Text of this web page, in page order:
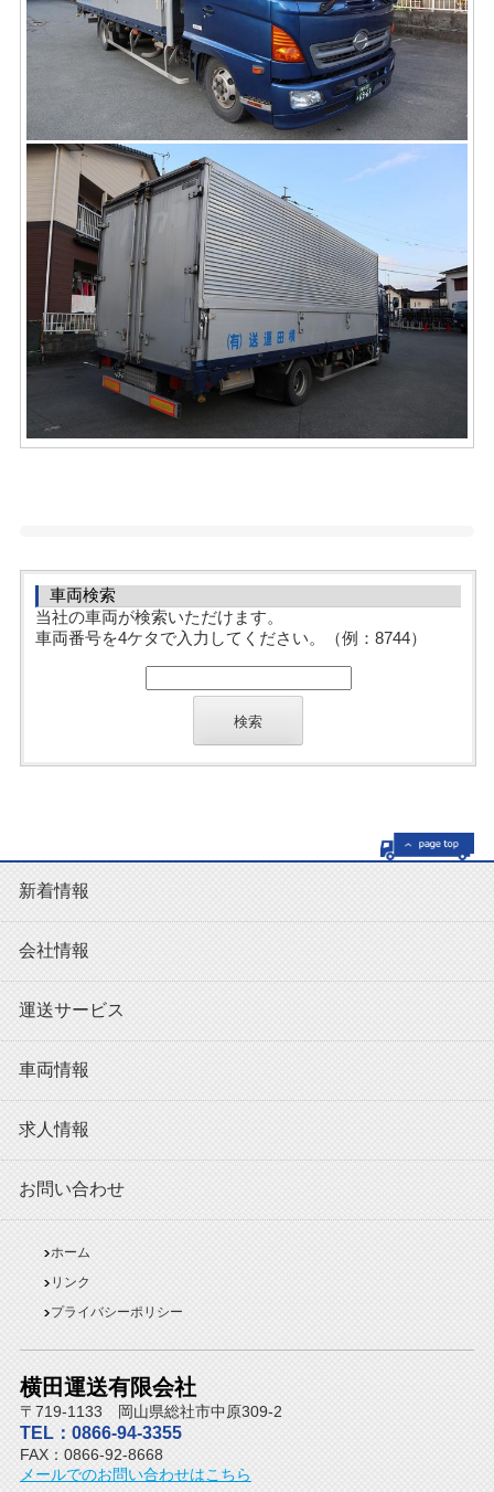
車両検索
当社の車両が検索いただけます。
車両番号を4ケタで入力してください。（例：8744）
新着情報
会社情報
運送サービス
車両情報
求人情報
お問い合わせ
ホーム
リンク
プライバシーポリシー
横田運送有限会社
〒719-1133 岡山県総社市中原309-2
TEL：0866-94-3355
FAX：0866-92-8668
メールでのお問い合わせはこちら